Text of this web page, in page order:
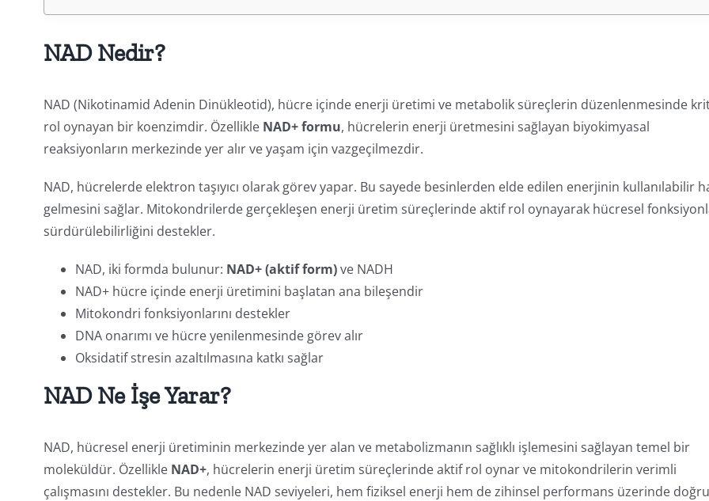
NAD Nedir?
NAD (Nikotinamid Adenin Dinükleotid), hücre içinde enerji üretimi ve metabolik süreçlerin düzenlenmesinde
rol oynayan bir koenzimdir. Özellikle NAD+ formu, hücrelerin enerji üretmesini sağlayan biyokimyasal
reaksiyonların merkezinde yer alır ve yaşam için vazgeçilmezdir.
NAD, hücrelerde elektron taşıyıcı olarak görev yapar. Bu sayede besinlerden elde edilen enerjinin kullanılabilir
gelmesini sağlar. Mitokondrilerde gerçekleşen enerji üretim süreçlerinde aktif rol oynayarak hücresel
sürdürülebilirliğini destekler.
NAD, iki formda bulunur: NAD+ (aktif form)ve NADH
NAD+ hücre içinde enerji üretimini başlatan ana bileşendir
Mitokondri fonksiyonlarını destekler
DNA onarımı ve hücre yenilenmesinde görev alır
Oksidatif stresin azaltılmasına katkı sağlar
NAD Ne İşe Yarar?
NAD, hücresel enerji üretiminin merkezinde yer alan ve metabolizmanın sağlıklı işlemesini sağlayan temel bir
moleküldür. Özellikle NAD+, hücrelerin enerji üretim süreçlerinde aktif rol oynar ve mitokondrilerin verimli
çalışmasını destekler. Bu nedenle NAD seviyeleri, hem fiziksel enerji hem de zihinsel performans üzerinde